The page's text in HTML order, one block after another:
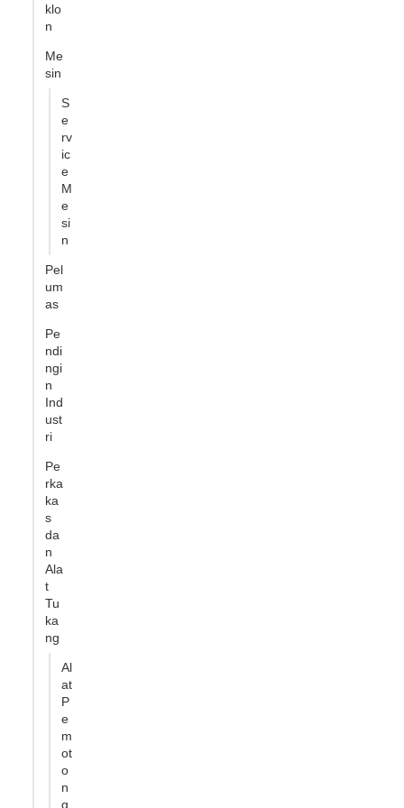
klo
n
Me
sin
S
e
rv
ic
e
M
e
si
n
Pel
um
as
Pe
ndi
ngi
n
Ind
ust
ri
Pe
rka
ka
s
da
n
Ala
t
Tu
ka
ng
Al
at
P
e
m
ot
o
n
g